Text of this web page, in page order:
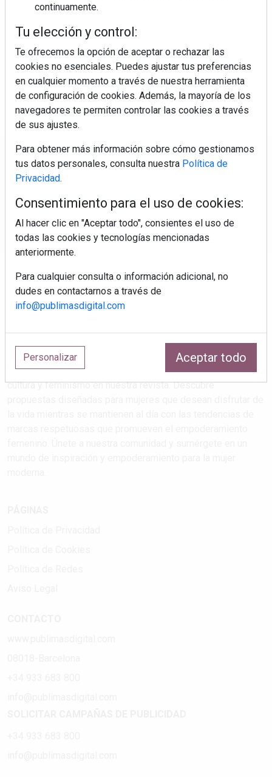
Colágeno, vitamina C y otros activos ¿son más
efectivos en la piel o en suplementos orales?
Regístrate y accede a contenidos
Correo electrónico
Estilos de vida que atrapan
Explora las últimas tendencias en salud, maternidad, viajes,
cultura y feminismo en nuestra revista. Descubre
continuamente.
Tu elección y control:
Te ofrecemos la opción de aceptar o rechazar las
cookies no esenciales. Puedes ajustar tus preferencias
en cualquier momento a través de nuestra herramienta
de configuración de cookies. Además, la mayoría de los
navegadores te permiten controlar las cookies a través
de sus ajustes.
Para obtener más información sobre cómo gestionamos
tus datos personales, consulta nuestra Política de
Privacidad.
Consentimiento para el uso de cookies:
Al hacer clic en "Aceptar todo", consientes el uso de
todas las cookies y tecnologías mencionadas
anteriormente.
Para cualquier consulta o información adicional, no
dudes en contactarnos a través de
info@publimasdigital.com
Personalizar Aceptar todo